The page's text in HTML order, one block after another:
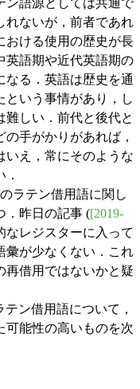
ン語源としては共通で
れないが，前者であれ
おける使用の歴史が長
英語期や近代英語期の
なる．英語は歴史を通
という事情があり，し
難しい．前代と後代と
手がかりがあれば，
いえ，常にそのような
ラテン借用語に関し
．昨日の記事 ([2019-
なレジスターに入って
彙が少なくない．これ
再借用ではないかと疑
ン借用語について，
可能性の高いものを次